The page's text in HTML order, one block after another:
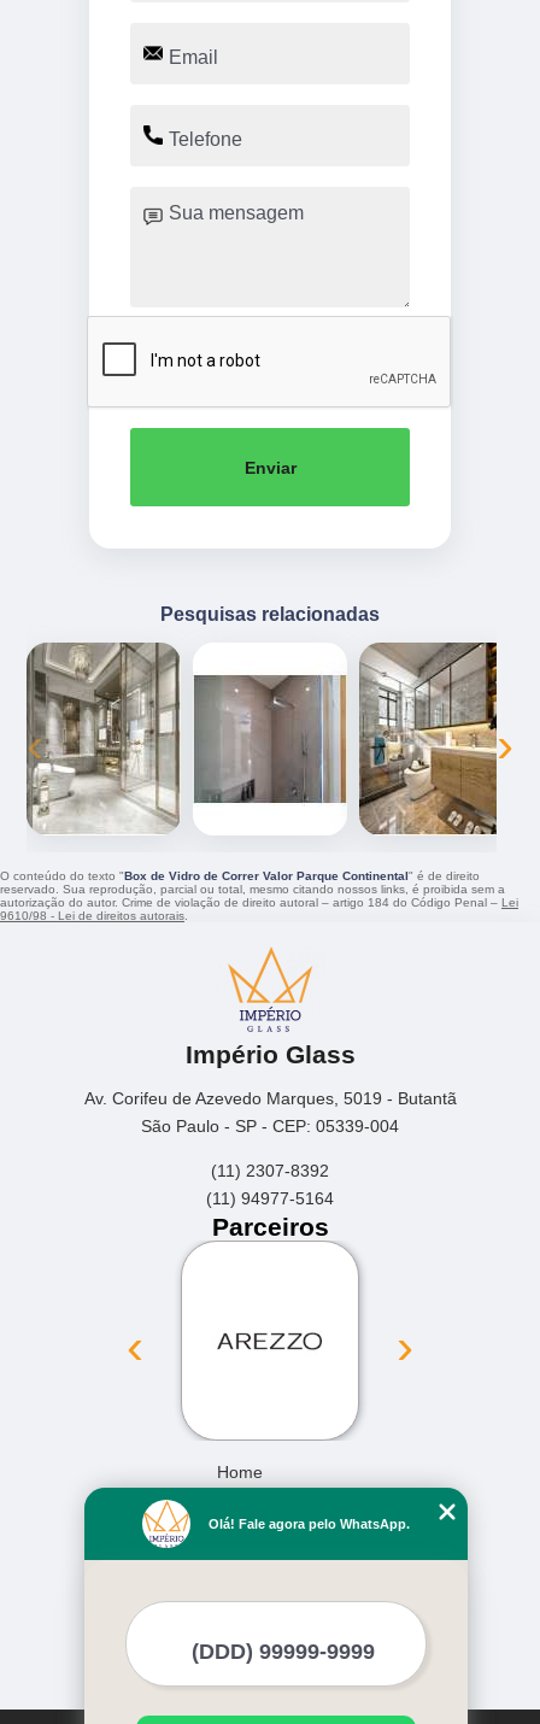
Enviar
Pesquisas relacionadas
‹ ›
O conteúdo do texto "Box de Vidro de Correr Valor Parque Continental" é de direito
reservado. Sua reprodução, parcial ou total, mesmo citando nossos links, é proibida sem a
autorização do autor. Crime de violação de direito autoral – artigo 184 do Código Penal – Lei
9610/98 - Lei de direitos autorais
Império Glass
Av. Corifeu de Azevedo Marques, 5019 - Butantã
São Paulo - SP - CEP: 05339-004
(11) 2307-8392
(11) 94977-5164
Parceiros
‹ ›
Home
Missão
Olá! Fale agora pelo WhatsApp.